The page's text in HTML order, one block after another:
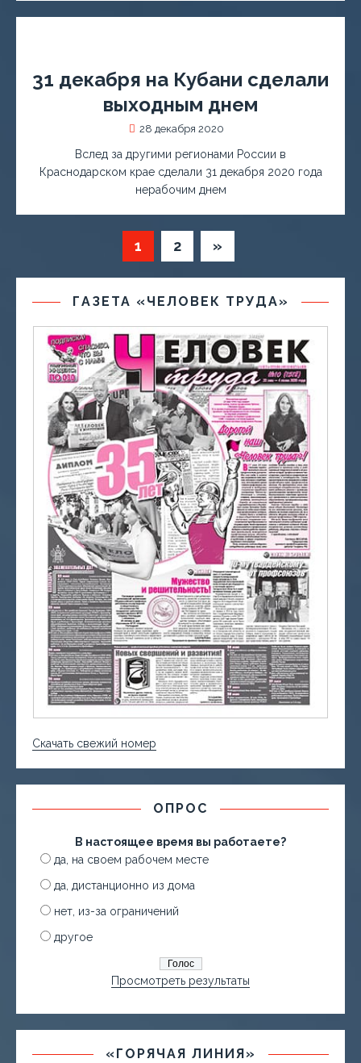
31 декабря на Кубани cделали
выходным днем
28 декабря 2020
Вслед за другими регионами России в
Краснодарском крае сделали 31 декабря 2020 года
нерабочим днем
1 2 »
ГАЗЕТА «ЧЕЛОВЕК ТРУДА»
Скачать свежий номер
ОПРОС
В настоящее время вы работаете?
да, на своем рабочем месте
да, дистанционно из дома
нет, из-за ограничений
другое
Просмотреть результаты
«ГОРЯЧАЯ ЛИНИЯ»